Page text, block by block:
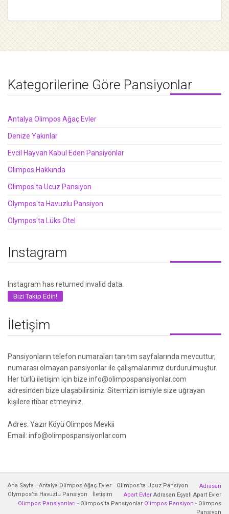
Kategorilerine Göre Pansiyonlar
Antalya Olimpos Ağaç Evler
Denize Yakınlar
Evcil Hayvan Kabul Eden Pansiyonlar
Olimpos Hakkında
Olimpos'ta Ucuz Pansiyon
Olympos'ta Havuzlu Pansiyon
Olympos'ta Lüks Otel
Instagram
Instagram has returned invalid data.
Bizi Takip Edin!
İletişim
Pansiyonların telefon numaraları tanıtım sayfalarında mevcuttur,
numarası olmayan pansiyonlar ile çalışmalarımız durdurulmuştur.
Her türlü iletişim için bize info@olimpospansiyonlar.com
adresinden bize ulaşabilirsiniz. Sitemizin ismiyle size uğrayan
kişilere itibar etmeyiniz.
Adres: Yazır Köyü Olimpos Mevkii
Email: info@olimpospansiyonlar.com
Ana Sayfa Antalya Olimpos Ağaç Evler
Olimpos’ta Ucuz Pansiyon
Olympos’ta Havuzlu Pansiyon
İletişim
Adrasan
Apart Evler Adrasan Eşyalı Apart Evler
Olimpos Pansiyonları - Olimpos'ta Pansiyonlar Olimpos Pansiyon - Olimpos
Pansiyon